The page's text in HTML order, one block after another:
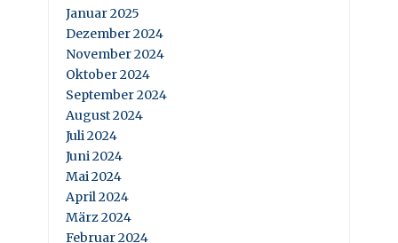
Januar 2025
Dezember 2024
November 2024
Oktober 2024
September 2024
August 2024
Juli 2024
Juni 2024
Mai 2024
April 2024
März 2024
Februar 2024